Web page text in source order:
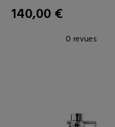
140,00 €
0 revues